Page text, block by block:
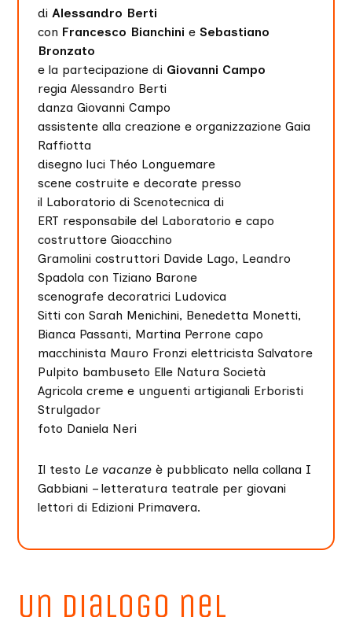
diAlessandro Berti
con Francesco BianchinieSebastiano
Bronzato
e la partecipazione di Giovanni Campo
regia Alessandro Berti
danza Giovanni Campo
assistente alla creazione e organizzazione Gaia
Raffiotta
disegno luci Théo Longuemare
scene costruite e decorate presso
il Laboratorio di Scenotecnica di
ERT responsabile del Laboratorio e capo
costruttore Gioacchino
Gramolini costruttori Davide Lago, Leandro
Spadola con Tiziano Barone
scenografe decoratrici Ludovica
Sitti con Sarah Menichini, Benedetta Monetti,
Bianca Passanti, Martina Perrone capo
macchinista Mauro Fronzi elettricista Salvatore
Pulpito bambuseto Elle Natura Società
Agricola creme e unguenti artigianali Erboristi
Strulgador
foto Daniela Neri
Il testo Le vacanze è pubblicato nella collana I
Gabbiani – letteratura teatrale per giovani
lettori di Edizioni Primavera.
Un dialogo nel